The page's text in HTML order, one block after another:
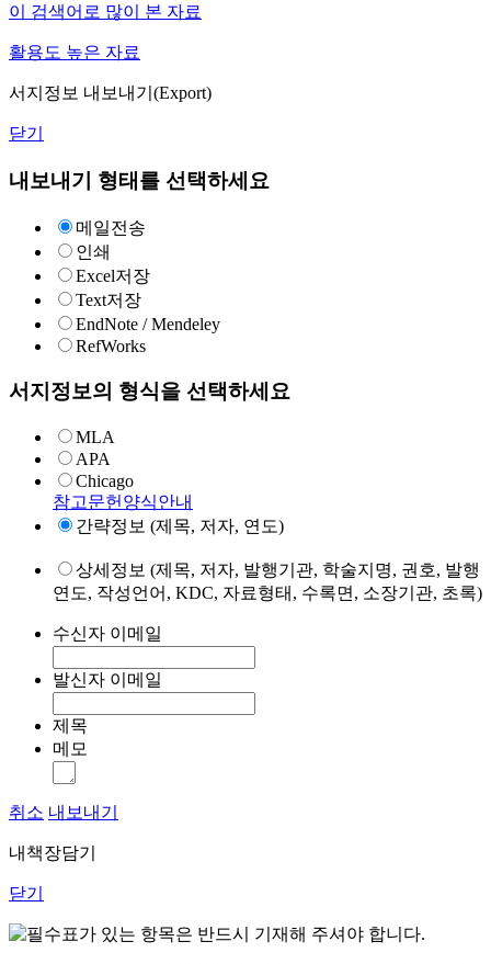
이 검색어로 많이 본 자료
활용도 높은 자료
서지정보 내보내기(Export)
닫기
내보내기 형태를 선택하세요
메일전송
인쇄
Excel저장
Text저장
EndNote / Mendeley
RefWorks
서지정보의 형식을 선택하세요
MLA
APA
Chicago
참고문헌양식안내
간략정보 (제목, 저자, 연도)
상세정보 (제목, 저자, 발행기관, 학술지명, 권호, 발행
연도, 작성언어, KDC, 자료형태, 수록면, 소장기관, 초록)
수신자 이메일
발신자 이메일
제목
메모
취소 내보내기
내책장담기
닫기
표가 있는 항목은 반드시 기재해 주셔야 합니다.